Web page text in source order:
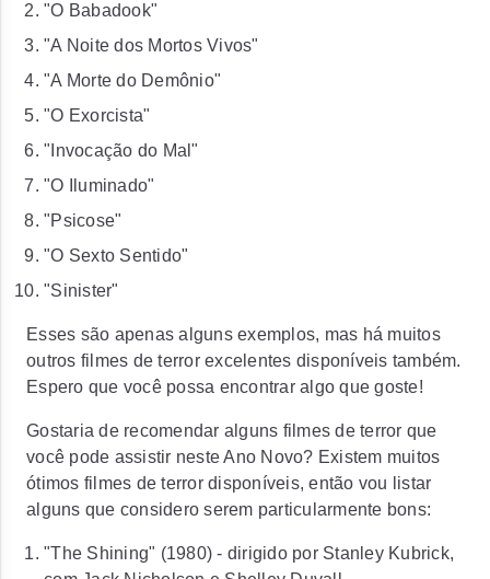
"O Babadook"
"A Noite dos Mortos Vivos"
"A Morte do Demônio"
"O Exorcista"
"Invocação do Mal"
"O Iluminado"
"Psicose"
"O Sexto Sentido"
"Sinister"
Esses são apenas alguns exemplos, mas há muitos
outros filmes de terror excelentes disponíveis também.
Espero que você possa encontrar algo que goste!
Gostaria de recomendar alguns filmes de terror que
você pode assistir neste Ano Novo? Existem muitos
ótimos filmes de terror disponíveis, então vou listar
alguns que considero serem particularmente bons:
"The Shining" (1980) - dirigido por Stanley Kubrick,